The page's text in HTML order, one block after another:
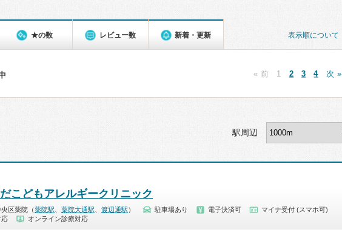
表示順について
★の数 レビュー数 新着・更新
« 前 1 2 3 4 次 »
駅周辺
こどもアレルギークリニック
区薬院（薬院駅 薬院大通駅 渡辺通駅 ） 駐車場あり 電子決済可
マイナ受付 (スマホ可)
応
オンライン診療対応